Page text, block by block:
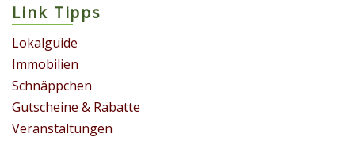
Link Tipps
Lokalguide
Immobilien
Schnäppchen
Gutscheine & Rabatte
Veranstaltungen